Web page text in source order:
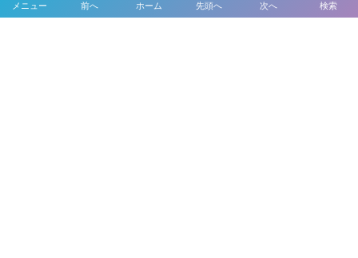
メニュー 検索
前へ ホーム 先頭へ 次へ